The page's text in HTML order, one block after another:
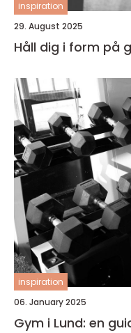
inspiration
29. August 2025
Håll dig i form på
inspiration
06. January 2025
Gym i Lund: en